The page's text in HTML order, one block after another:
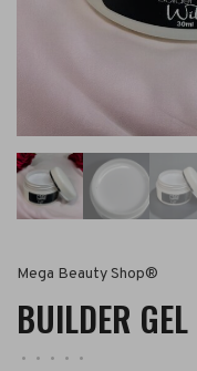
Mega Beauty Shop®
BUILDER
• • • •
•